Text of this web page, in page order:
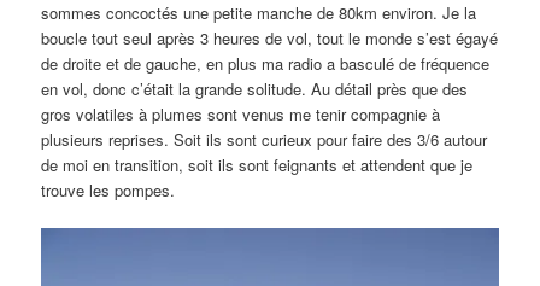
sommes concoctés une petite manche de 80km environ. Je la
boucle tout seul après 3 heures de vol, tout le monde s’est égayé
de droite et de gauche, en plus ma radio a basculé de fréquence
en vol, donc c’était la grande solitude. Au détail près que des
gros volatiles à plumes sont venus me tenir compagnie à
plusieurs reprises. Soit ils sont curieux pour faire des 3/6 autour
de moi en transition, soit ils sont feignants et attendent que je
trouve les pompes.